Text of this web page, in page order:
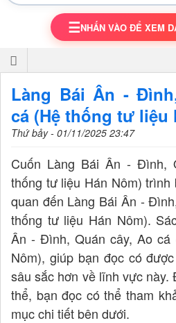
☰NHẤN VÀO ĐỂ XEM
Làng Bái Ân -
cá (Hệ thống tư liệu
Thứ bảy - 01/11/2025 23:47
Cuốn Làng Bái Ân - Đình,
thống tư liệu Hán Nôm)
quan đến Làng Bái Ân -
thống tư liệu Hán Nôm).
Ân - Đình, Quán cây, Ao cá
Nôm), giúp bạn đọc có
sâu sắc hơn về lĩnh vực này.
thể, bạn đọc có thể tham
mục chi tiết bên dưới.